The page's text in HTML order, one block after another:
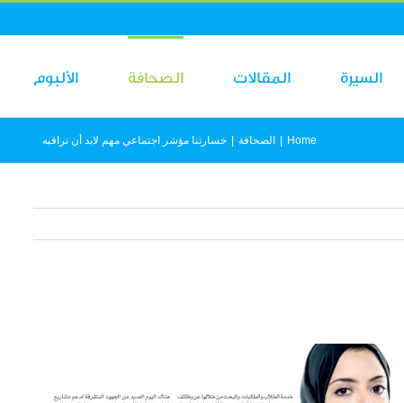
الألبوم الصحافة المقالات السيرة
Home الصحافة خسارتنا مؤشر اجتماعي مهم لابد أن نراقبه